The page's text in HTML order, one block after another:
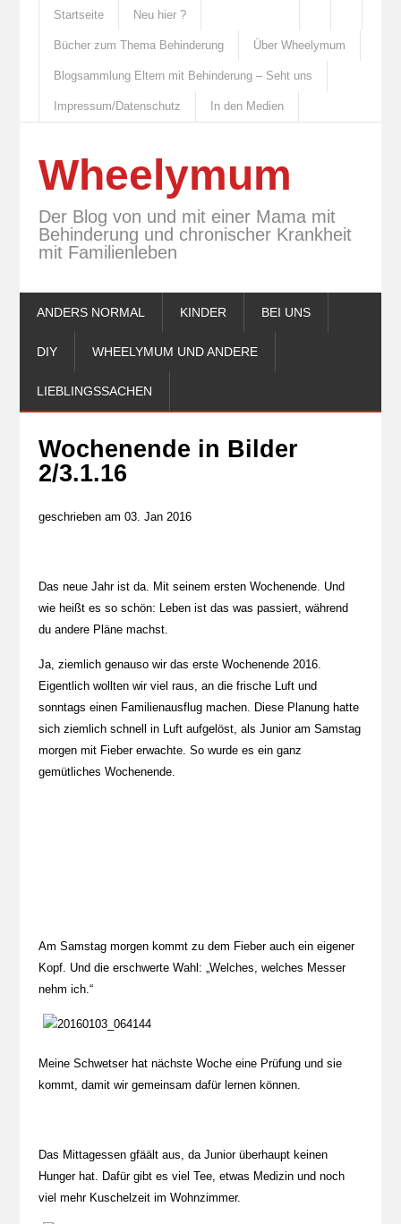
Startseite Neu hier ?
Bücher zum Thema Behinderung Über Wheelymum
Blogsammlung Eltern mit Behinderung – Seht uns
Impressum/Datenschutz In den Medien
Wheelymum
Der Blog von und mit einer Mama mit
Behinderung und chronischer Krankheit
mit Familienleben
ANDERS NORMAL KINDER BEI UNS
DIY WHEELYMUM UND ANDERE
LIEBLINGSSACHEN
Wochenende in Bilder
2/3.1.16
geschrieben am 03. Jan 2016
Das neue Jahr ist da. Mit seinem ersten Wochenende. Und
wie heißt es so schön: Leben ist das was passiert, während
du andere Pläne machst.
Ja, ziemlich genauso wir das erste Wochenende 2016.
Eigentlich wollten wir viel raus, an die frische Luft und
sonntags einen Familienausflug machen. Diese Planung hatte
sich ziemlich schnell in Luft aufgelöst, als Junior am Samstag
morgen mit Fieber erwachte. So wurde es ein ganz
gemütliches Wochenende.
Am Samstag morgen kommt zu dem Fieber auch ein eigener
Kopf. Und die erschwerte Wahl: „Welches, welches Messer
nehm ich.“
Meine Schwetser hat nächste Woche eine Prüfung und sie
kommt, damit wir gemeinsam dafür lernen können.
Das Mittagessen gfäält aus, da Junior überhaupt keinen
Hunger hat. Dafür gibt es viel Tee, etwas Medizin und noch
viel mehr Kuschelzeit im Wohnzimmer.